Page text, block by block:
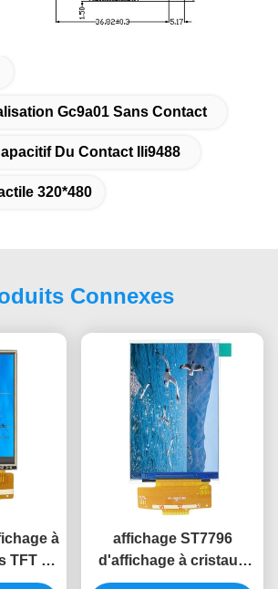
Gc9a01 Sans Contact
Du Contact Ili9488
320*480
Connexes
à
TFT de
affichage ST7796
d'affichage à cristaux
liquides de 320x480 SPI